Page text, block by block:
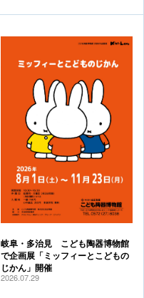
岐阜・多治見 こども陶器博物館
で企画展「ミッフィーとこどもの
じかん」開催
2026.07.29